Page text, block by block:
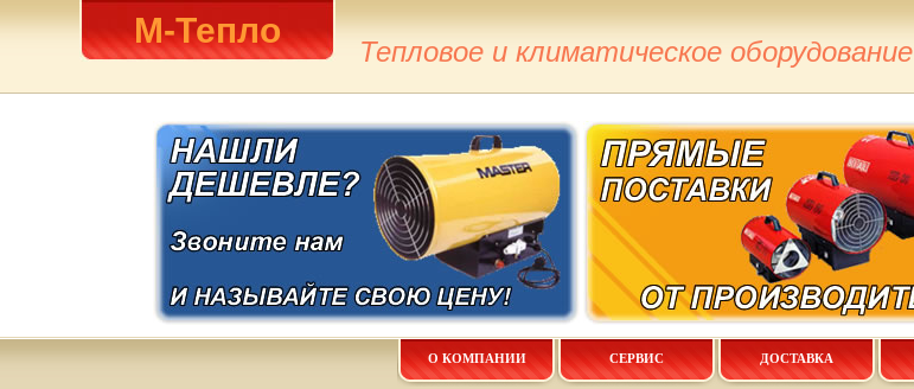
М-Тепло
Тепловое и климатическое оборудование
О КОМПАНИИ СЕРВИС ДОСТАВКА